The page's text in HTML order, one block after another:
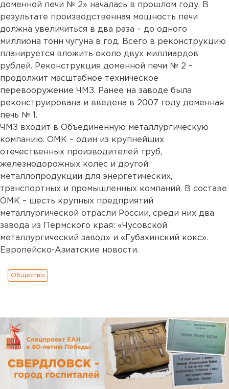
доменной печи № 2» началась в прошлом году. В
результате производственная мощность печи
должна увеличиться в два раза – до одного
миллиона тонн чугуна в год. Всего в реконструкцию
планируется вложить около двух миллиардов
рублей. Реконструкция доменной печи № 2 –
продолжит масштабное техническое
перевооружение ЧМЗ. Ранее на заводе была
реконструирована и введена в 2007 году доменная
печь № 1.
ЧМЗ входит в Объединенную металлургическую
компанию. ОМК – один из крупнейших
отечественных производителей труб,
железнодорожных колес и другой
металлопродукции для энергетических,
транспортных и промышленных компаний. В составе
ОМК – шесть крупных предприятий
металлургической отрасли России, среди них два
завода из Пермского края: «Чусовской
металлургический завод» и «Губахинский кокс».
Европейско-Азиатские новости.
Общество